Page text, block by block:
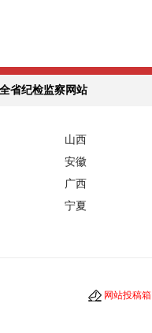
全省纪检监察网站
山西
安徽
广西
宁夏
网站投稿箱